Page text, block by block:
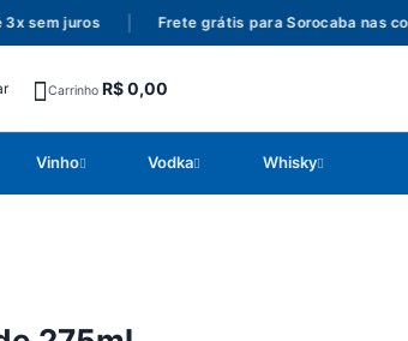
sem juros Frete grátis para Sorocaba nas
Carrinho R$0,00
Vinho Vodka Whisky